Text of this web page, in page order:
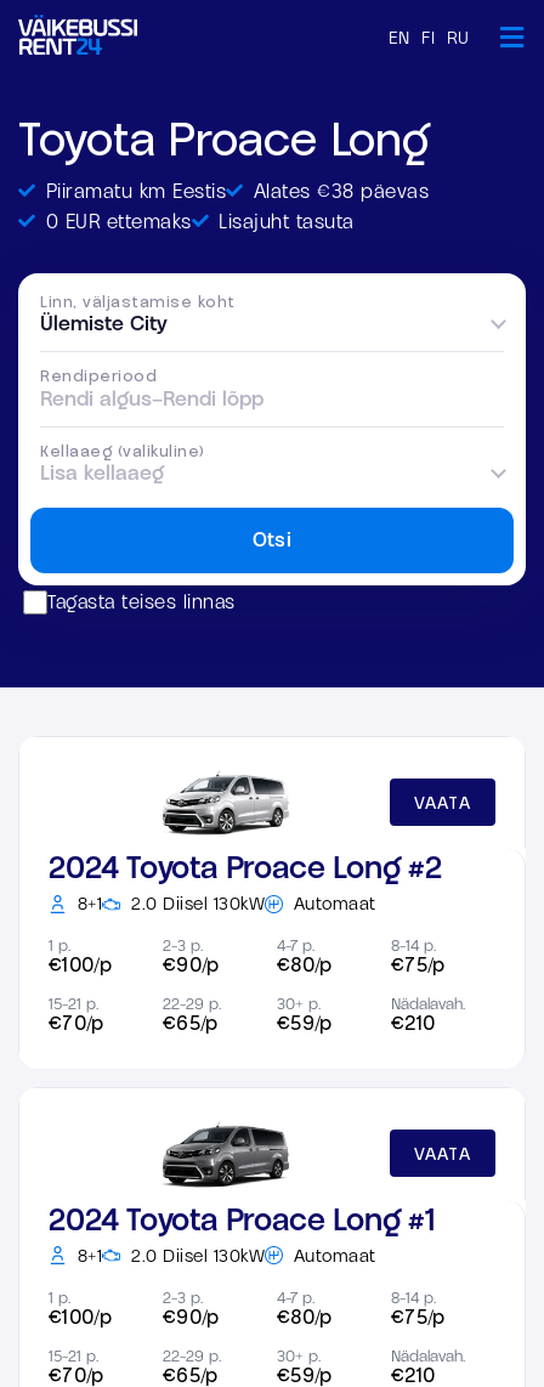
EN FI RU
Toyota Proace Long
Piiramatu km Eestis
Alates €38 päevas
0 EUR ettemaks
Lisajuht tasuta
Linn, väljastamise koht
Ülemiste City
Rendiperiood
Rendi algus–Rendi lõpp
Kellaaeg (valikuline)
Lisa kellaaeg
Otsi
Tagasta teises linnas
VAATA
2024 Toyota Proace Long #2
8+1 2.0 Diisel 130kW Automaat
1 p.
€100/p
2-3 p.
€90/p
4-7 p.
€80/p
8-14 p.
€75/p
15-21 p.
€70/p
22-29 p.
€65/p
30+ p.
€59/p
Nädalavah.
€210
VAATA
2024 Toyota Proace Long #1
8+1 2.0 Diisel 130kW Automaat
1 p.
€100/p
2-3 p.
€90/p
4-7 p.
€80/p
8-14 p.
€75/p
15-21 p.
€70/p
22-29 p.
€65/p
30+ p.
€59/p
Nädalavah.
€210